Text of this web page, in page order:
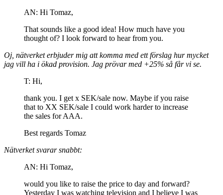
AN: Hi Tomaz,
That sounds like a good idea! How much have you
thought of? I look forward to hear from you.
Oj, nätverket erbjuder mig att komma med ett förslag hur mycket
jag vill ha i ökad provision. Jag prövar med +25% så får vi se.
T: Hi,
thank you. I get x SEK/sale now. Maybe if you raise
that to XX SEK/sale I could work harder to increase
the sales for AAA.
Best regards Tomaz
Nätverket svarar snabbt:
AN: Hi Tomaz,
would you like to raise the price to day and forward?
Yesterday I was watching television and I believe I was